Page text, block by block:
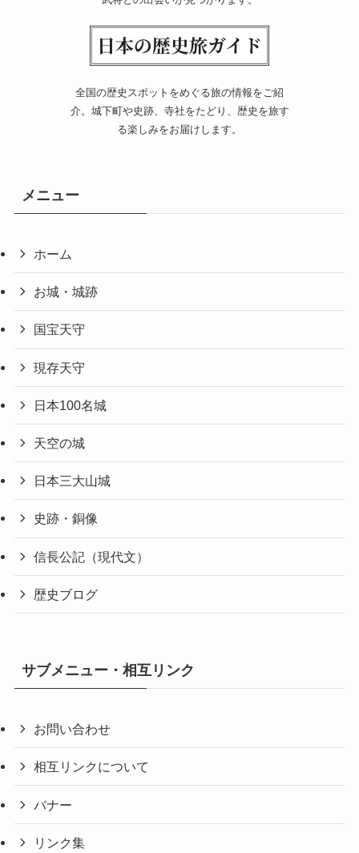
全国の歴史スポットをめぐる旅の情報をご紹
介。城下町や史跡、寺社をたどり、歴史を旅す
る楽しみをお届けします。
メニュー
ホーム
お城・城跡
国宝天守
現存天守
日本100名城
天空の城
日本三大山城
史跡・銅像
信長公記（現代文）
歴史ブログ
サブメニュー・相互リンク
お問い合わせ
相互リンクについて
バナー
リンク集